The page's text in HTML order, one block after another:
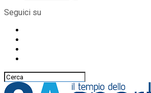
Seguici su